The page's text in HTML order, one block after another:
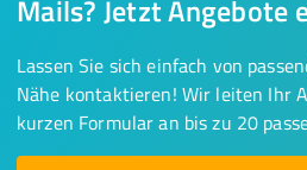
Mails? Jetzt Angebote
Lassen Sie sich einfach von
Nähe kontaktieren! Wir leiten Ihr
kurzen Formular an bis zu 20